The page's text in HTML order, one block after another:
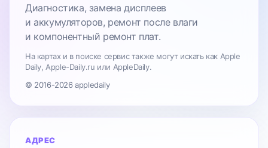
Диагностика, замена дисплеев
и аккумуляторов, ремонт после влаги
и компонентный ремонт плат.
На картах и в поиске сервис также могут искать как Apple
Daily, Apple-Daily.ru или AppleDaily.
© 2016-2026 appledaily
АДРЕС